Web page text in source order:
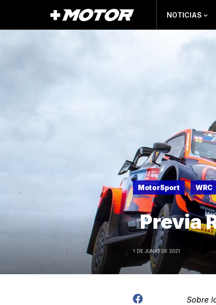
NOTICIAS
MotorSport WRC
Previa
1 DE JUNIO DE 2021
Sobre